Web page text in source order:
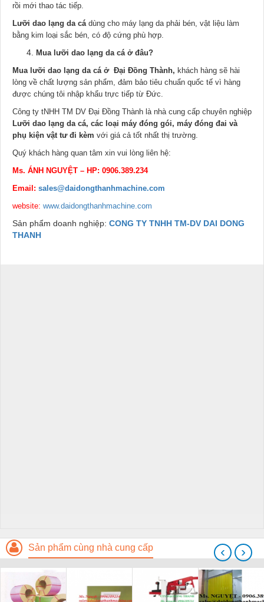
rồi mới thao tác tiếp.
Lưỡi dao lạng da cá dùng cho máy lạng da phải bén, vật liệu làm
bằng kim loại sắc bén, có độ cứng phù hợp.
Mua lưỡi dao lạng da cá ở đâu?
Mua lưỡi dao lạng da cá ở Đại Đồng Thành, khách hàng sẽ hài
lòng về chất lượng sản phẩm, đảm bảo tiêu chuẩn quốc tế vì hàng
được chúng tôi nhập khẩu trực tiếp từ Đức.
Công ty tNHH TM DV Đại Đồng Thành là nhà cung cấp chuyên nghiệp
Lưỡi dao lạng da cá, các loại máy đóng gói, máy đóng đai và
phụ kiện vật tư đi kèm với giá cả tốt nhất thị trường.
Quý khách hàng quan tâm xin vui lòng liên hệ:
Ms. ÁNH NGUYỆT – HP: 0906.389.234
Email: sales@daidongthanhmachine.com
website: www.daidongthanhmachine.com
Sản phẩm doanh nghiệp: CONG TY TNHH TM-DV DAI DONG
THANH
Sản phẩm cùng nhà cung cấp ‹ ›